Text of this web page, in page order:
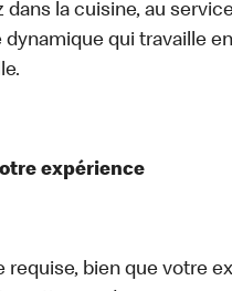
dans la cuisine, au
dynamique qui travaille
expérience
requise, bien que votre